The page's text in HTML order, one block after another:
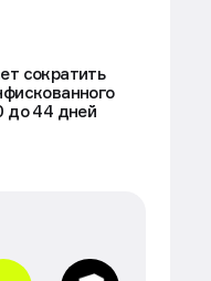
сократить
до 44 дней